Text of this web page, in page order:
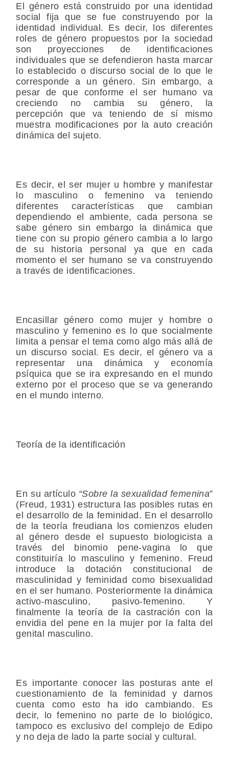
El género está construido por una identidad
social fija que se fue construyendo por la
identidad individual. Es decir, los diferentes
roles de género propuestos por la sociedad
son proyecciones de identificaciones
individuales que se defendieron hasta marcar
lo establecido o discurso social de lo que le
corresponde a un género. Sin embargo, a
pesar de que conforme el ser humano va
creciendo no cambia su género, la
percepción que va teniendo de sí mismo
muestra modificaciones por la auto creación
dinámica del sujeto.
Es decir, el ser mujer u hombre y manifestar
lo masculino o femenino va teniendo
diferentes características que cambian
dependiendo el ambiente, cada persona se
sabe género sin embargo la dinámica que
tiene con su propio género cambia a lo largo
de su historia personal ya que en cada
momento el ser humano se va construyendo
a través de identificaciones.
Encasillar género como mujer y hombre o
masculino y femenino es lo que socialmente
limita a pensar el tema como algo más allá de
un discurso social. Es decir, el género va a
representar una dinámica y economía
psíquica que se ira expresando en el mundo
externo por el proceso que se va generando
en el mundo interno.
Teoría de la identificación
En su artículo “Sobre la sexualidad femenina”
(Freud, 1931) estructura las posibles rutas en
el desarrollo de la feminidad. En el desarrollo
de la teoría freudiana los comienzos eluden
al género desde el supuesto biologicista a
través del binomio pene-vagina lo que
constituiría lo masculino y femenino. Freud
introduce la dotación constitucional de
masculinidad y feminidad como bisexualidad
en el ser humano. Posteriormente la dinámica
activo-masculino, pasivo-femenino. Y
finalmente la teoría de la castración con la
envidia del pene en la mujer por la falta del
genital masculino.
Es importante conocer las posturas ante el
cuestionamiento de la feminidad y darnos
cuenta como esto ha ido cambiando. Es
decir, lo femenino no parte de lo biológico,
tampoco es exclusivo del complejo de Edipo
y no deja de lado la parte social y cultural.